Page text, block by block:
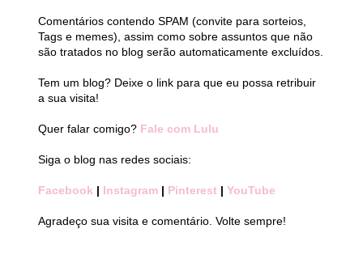
Comentários contendo SPAM (convite para sorteios,
Tags e memes), assim como sobre assuntos que não
são tratados no blog serão automaticamente excluídos.
Tem um blog? Deixe o link para que eu possa retribuir
a sua visita!
Quer falar comigo? Fale com Lulu
Siga o blog nas redes sociais:
Facebook | Instagram | Pinterest | YouTube
Agradeço sua visita e comentário. Volte sempre!